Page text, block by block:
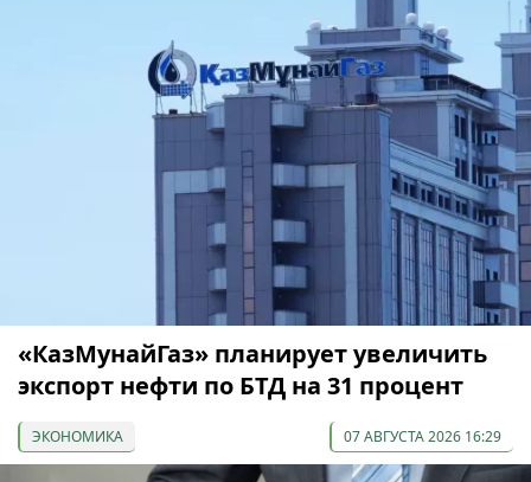
«КазМунайГаз» планирует увеличить
экспорт нефти по БТД на 31 процент
ЭКОНОМИКА 07 АВГУСТА 2026 16:29